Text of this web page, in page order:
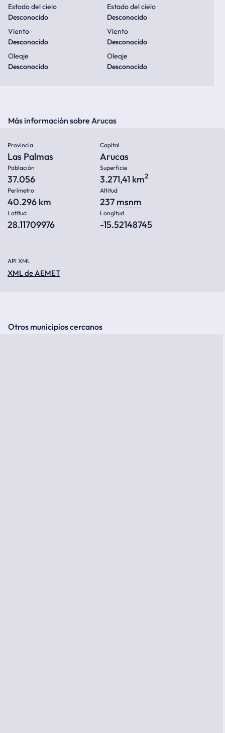
Estado del cielo
Desconocido
Viento
Desconocido
Oleaje
Desconocido
Estado del cielo
Desconocido
Viento
Desconocido
Oleaje
Desconocido
Más información sobre Arucas
Provincia
Las Palmas
Capital
Arucas
Población
37.056
Superficie
3.271,41 km2
Perímetro
40.296 km
Altitud
237 msnm
Latitud
28.11709976
Longitud
-15.52148745
API XML
XML de AEMET
Otros municipios cercanos